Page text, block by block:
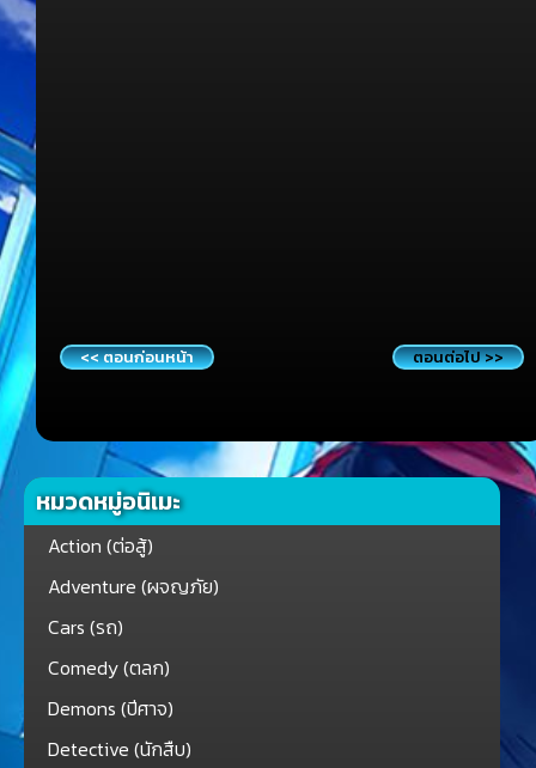
<< ตอนก่อนหน้า ตอนต่อไป >>
หมวดหมู่อนิเมะ
Action (ต่อสู้)
Adventure (ผจญภัย)
Cars (รถ)
Comedy (ตลก)
Demons (ปีศาจ)
Detective (นักสืบ)